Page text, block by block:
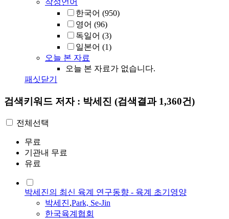
작성언어
한국어 (950)
영어 (96)
독일어 (3)
일본어 (1)
오늘 본 자료
오늘 본 자료가 없습니다.
패싯닫기
검색키워드 저자 : 박세진 (검색결과 1,360건)
전체선택
무료
기관내 무료
유료
박세진의 최신 육계 연구동향 - 육계 초기영양
박세진,Park, Se-Jin
한국육계협회